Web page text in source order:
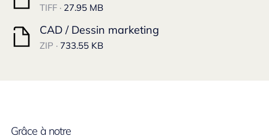
TIFF · 27.95 MB
CAD / Dessin marketing
ZIP · 733.55 KB
Grâce à notre